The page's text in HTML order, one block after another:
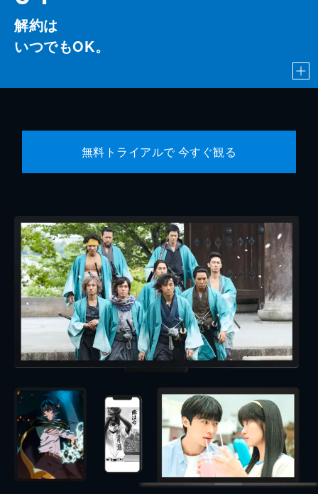
解約は
いつでもOK。
無料トライアルで 今すぐ観る